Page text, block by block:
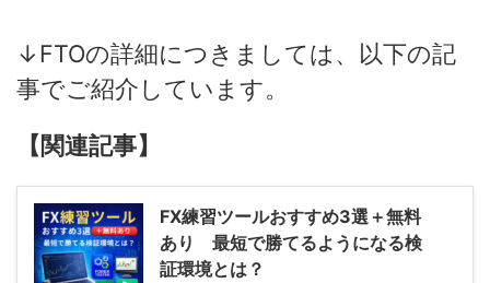
↓FTOの詳細につきましては、以下の記
事でご紹介しています。
【関連記事】
FX練習ツールおすすめ3選＋無料
あり 最短で勝てるようになる検
証環境とは？